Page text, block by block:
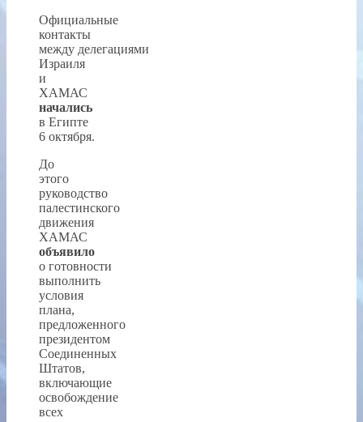
Официальные
контакты
между делегациями
Израиля
и
ХАМАС
начались
в Египте
6 октября.
До
этого
руководство
палестинского
движения
ХАМАС
объявило
о готовности
выполнить
условия
плана,
предложенного
президентом
Соединенных
Штатов,
включающие
освобождение
всех